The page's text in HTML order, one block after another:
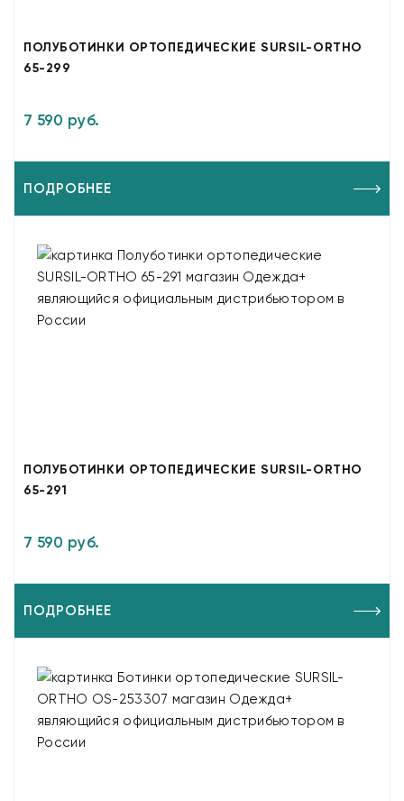
ПОЛУБОТИНКИ ОРТОПЕДИЧЕСКИЕ SURSIL-ORTHO
65-299
7 590 руб.
ПОДРОБНЕЕ
ПОЛУБОТИНКИ ОРТОПЕДИЧЕСКИЕ SURSIL-ORTHO
65-291
7 590 руб.
ПОДРОБНЕЕ